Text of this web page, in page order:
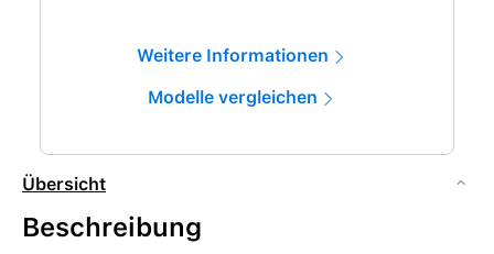
Weitere Informationen
Modelle vergleichen
Übersicht
Beschreibung